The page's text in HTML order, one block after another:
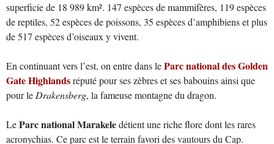
superficie de 18 989 km². 147 espèces de mammifères, 119 espèces
de reptiles, 52 espèces de poissons, 35 espèces d’amphibiens et plus
de 517 espèces d’oiseaux y vivent.
En continuant vers l’est, on entre dans leParc national des Golden
Gate Highlandsréputé pour ses zèbres et ses babouins ainsi que
pour le Drakensberg, la fameuse montagne du dragon.
LeParc national Marakeledétient une riche flore dont les rares
acronychias. Ce parc est le terrain favori des vautours du Cap.